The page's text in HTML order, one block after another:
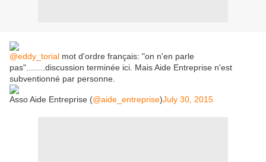
@eddy_torial mot d'ordre français: "on n'en parle
pas"........discussion terminée ici. Mais Aide Entreprise n'est
subventionné par personne.
Asso Aide Entreprise (@aide_entreprise)July 30, 2015